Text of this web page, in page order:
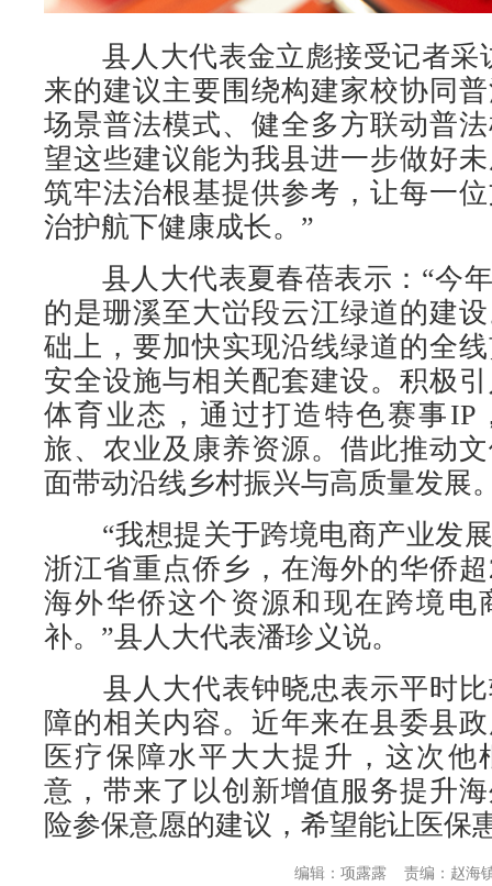
县人大代表金立彪接受记者采
来的建议主要围绕构建家校协同
场景普法模式、健全多方联动普
望这些建议能为我县进一步做好
筑牢法治根基提供参考，让每一
治护航下健康成长。”
县人大代表夏春蓓表示：“今年
的是珊溪至大峃段云江绿道的建
础上，要加快实现沿线绿道的全
安全设施与相关配套建设。积极
体育业态，通过打造特色赛事IP
旅、农业及康养资源。借此推动
面带动沿线乡村振兴与高质量发展
“我想提关于跨境电商产业发展
浙江省重点侨乡，在海外的华侨
海外华侨这个资源和现在跨境电
补。”县人大代表潘珍义说。
县人大代表钟晓忠表示平时比
障的相关内容。近年来在县委县
医疗保障水平大大提升，这次他
意，带来了以创新增值服务提升
险参保意愿的建议，希望能让医保
责编：赵海
编辑：项露露